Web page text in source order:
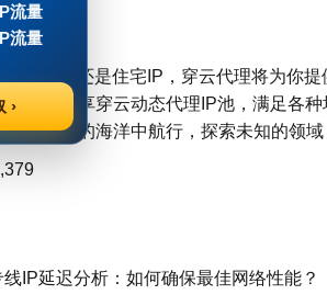
驾护航
房IP还是住宅IP，穿云代理将为你提
买即可畅享穿云动态代理IP池，满足各
在数据的海洋中航行，探索未知的领域
线IP延迟分析：如何确保最佳网络性能？
流量
流量
›